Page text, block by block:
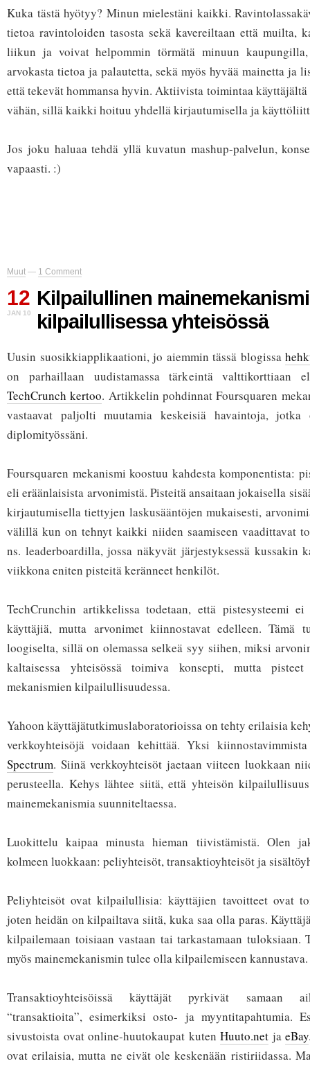
Kuka tästä hyötyy? Minun mielestäni kaikki.
tietoa ravintoloiden tasosta sekä kavereiltaan että muilta,
liikun ja voivat helpommin törmätä minuun
arvokasta tietoa ja palautetta, sekä myös hyvää mainetta ja
että tekevät hommansa hyvin. Aktiivista toimintaa
vähän, sillä kaikki hoituu yhdellä kirjautumisella ja
Jos joku haluaa tehdä yllä kuvatun mashup-palvelun,
vapaasti. :)
Muut — 1 Comment
12
JAN 10
Kilpailullinen
kilpailullisessa yhteisössä
Uusin suosikkiapplikaationi, jo aiemmin tässä blogissa
on parhaillaan uudistamassa tärkeintä valttikorttiaan
TechCrunch kertoo. Artikkelin pohdinnat Foursquaren
vastaavat paljolti muutamia keskeisiä havaintoja, jotka
diplomityössäni.
Foursquaren mekanismi koostuu kahdesta komponentista:
eli eräänlaisista arvonimistä. Pisteitä ansaitaan jokaisella
kirjautumisella tiettyjen laskusääntöjen mukaisesti,
välillä kun on tehnyt kaikki niiden saamiseen vaadittavat
ns. leaderboardilla, jossa näkyvät järjestyksessä kussakin
viikkona eniten pisteitä keränneet henkilöt.
TechCrunchin artikkelissa todetaan, että pistesysteemi
käyttäjiä, mutta arvonimet kiinnostavat edelleen. Tämä
loogiselta, sillä on olemassa selkeä syy siihen, miksi
kaltaisessa yhteisössä toimiva konsepti, mutta
mekanismien kilpailullisuudessa.
Yahoon käyttäjätutkimuslaboratorioissa on tehty erilaisia
verkkoyhteisöjä voidaan kehittää. Yksi
Spectrum. Siinä verkkoyhteisöt jaetaan viiteen luokkaan
perusteella. Kehys lähtee siitä, että yhteisön
mainemekanismia suunniteltaessa.
Luokittelu kaipaa minusta hieman tiivistämistä. Olen
kolmeen luokkaan: peliyhteisöt, transaktioyhteisöt ja
Peliyhteisöt ovat kilpailullisia: käyttäjien tavoitteet ovat
joten heidän on kilpailtava siitä, kuka saa olla paras.
kilpailemaan toisiaan vastaan tai tarkastamaan tuloksiaan.
myös mainemekanismin tulee olla kilpailemiseen kannustava.
Transaktioyhteisöissä käyttäjät pyrkivät samaan
“transaktioita”, esimerkiksi osto- ja myyntitapahtumia.
sivustoista ovat online-huutokaupat kuten Huuto.net ja eBay
ovat erilaisia, mutta ne eivät ole keskenään ristiriidassa.